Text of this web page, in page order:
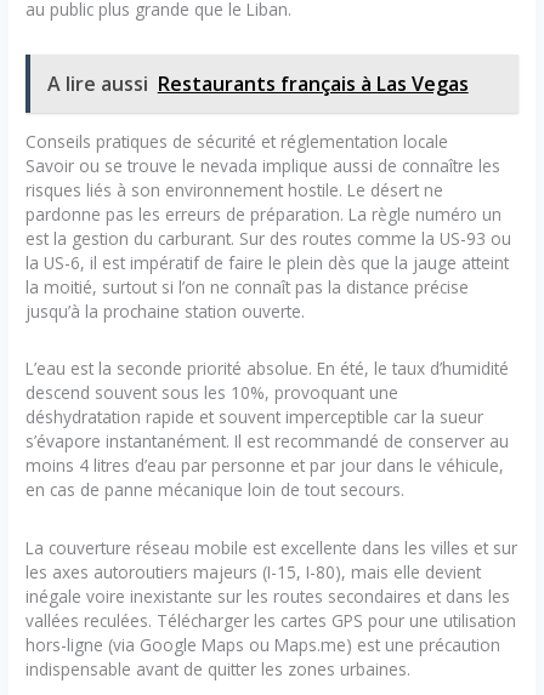
au public plus grande que le Liban.
A lire aussi Restaurants français à Las Vegas
Conseils pratiques de sécurité et réglementation locale
Savoir ou se trouve le nevada implique aussi de connaître les
risques liés à son environnement hostile. Le désert ne
pardonne pas les erreurs de préparation. La règle numéro un
est la gestion du carburant. Sur des routes comme la US-93 ou
la US-6, il est impératif de faire le plein dès que la jauge atteint
la moitié, surtout si l’on ne connaît pas la distance précise
jusqu’à la prochaine station ouverte.
L’eau est la seconde priorité absolue. En été, le taux d’humidité
descend souvent sous les 10%, provoquant une
déshydratation rapide et souvent imperceptible car la sueur
s’évapore instantanément. Il est recommandé de conserver au
moins 4 litres d’eau par personne et par jour dans le véhicule,
en cas de panne mécanique loin de tout secours.
La couverture réseau mobile est excellente dans les villes et sur
les axes autoroutiers majeurs (I-15, I-80), mais elle devient
inégale voire inexistante sur les routes secondaires et dans les
vallées reculées. Télécharger les cartes GPS pour une utilisation
hors-ligne (via Google Maps ou Maps.me) est une précaution
indispensable avant de quitter les zones urbaines.